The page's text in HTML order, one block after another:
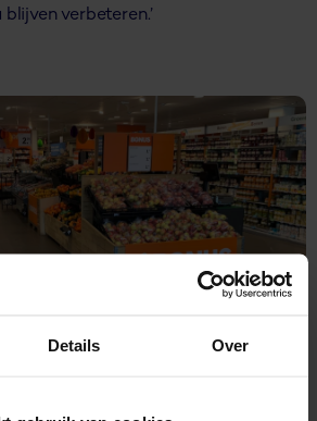
Details Over
verbeteren.’